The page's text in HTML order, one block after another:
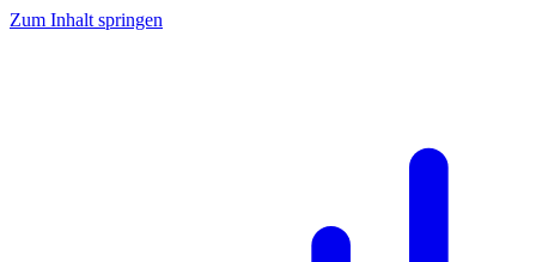
Zum Inhalt springen